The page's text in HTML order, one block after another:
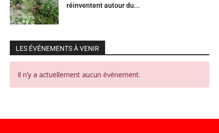
réinventent autour du...
LES ÉVÉNEMENTS À VENIR
Il n’y a actuellement aucun évènement.